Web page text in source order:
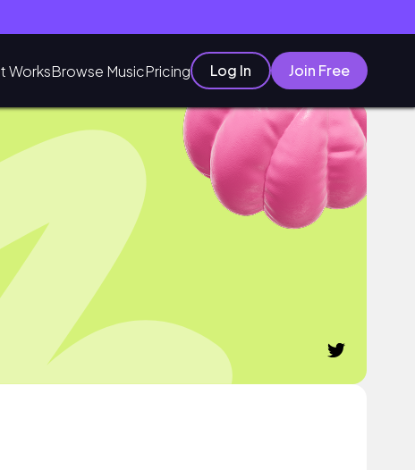
WorksBrowse MusicPricing Log In Join Free